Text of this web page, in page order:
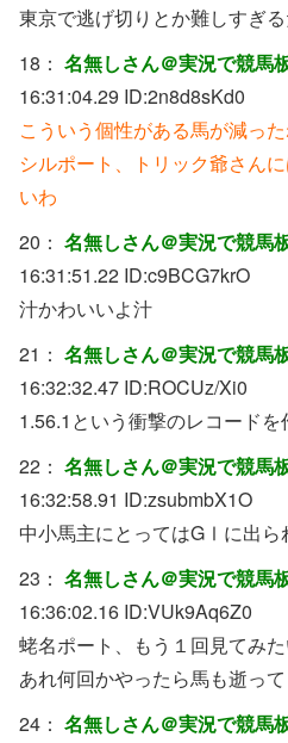
東京で逃げ切りとか難しすぎ
18： 名無しさん＠実況で競馬
16:31:04.29 ID:2n8d8sKd0
こういう個性がある馬が減っ
シルポート、トリック爺さん
いわ
20： 名無しさん＠実況で競馬
16:31:51.22 ID:c9BCG7krO
汁かわいいよ汁
21： 名無しさん＠実況で競馬
16:32:32.47 ID:ROCUz/Xi0
1.56.1という衝撃のレコード
22： 名無しさん＠実況で競馬
16:32:58.91 ID:zsubmbX1O
中小馬主にとってはGⅠに出ら
23： 名無しさん＠実況で競馬
16:36:02.16 ID:VUk9Aq6Z0
蛯名ポート、もう１回見てみ
あれ何回かやったら馬も逝っ
24： 名無しさん＠実況で競馬